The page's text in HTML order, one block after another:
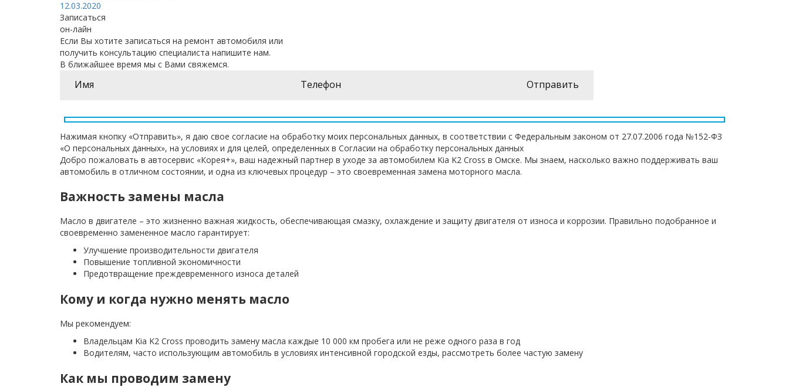
12.03.2020
Записаться
он-лайн
Если Вы хотите записаться на ремонт автомобиля или
получить консультацию специалиста напишите нам.
В ближайшее время мы с Вами свяжемся.
Нажимая кнопку «Отправить», я даю свое согласие на обработку моих персональных данных, в соответствии с Федеральным законом от 27.07.2006 года №152-ФЗ
«О персональных данных», на условиях и для целей, определенных в Согласии на обработку персональных данных
Добро пожаловать в автосервис «Корея+», ваш надежный партнер в уходе за автомобилем Kia K2 Cross в Омске. Мы знаем, насколько важно поддерживать ваш
автомобиль в отличном состоянии, и одна из ключевых процедур – это своевременная замена моторного масла.
Важность замены масла
Масло в двигателе – это жизненно важная жидкость, обеспечивающая смазку, охлаждение и защиту двигателя от износа и коррозии. Правильно подобранное и
своевременно замененное масло гарантирует:
Улучшение производительности двигателя
Повышение топливной экономичности
Предотвращение преждевременного износа деталей
Кому и когда нужно менять масло
Мы рекомендуем:
Владельцам Kia K2 Cross проводить замену масла каждые 10 000 км пробега или не реже одного раза в год
Водителям, часто использующим автомобиль в условиях интенсивной городской езды, рассмотреть более частую замену
Как мы проводим замену